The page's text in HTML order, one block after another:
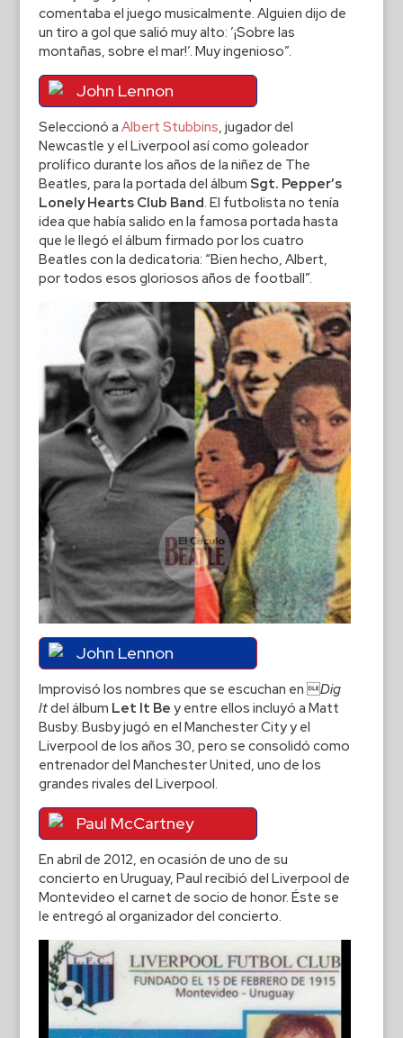
comentaba el juego musicalmente. Alguien dijo de
un tiro a gol que salió muy alto: ’¡Sobre las
montañas, sobre el mar!’. Muy ingenioso”.
John Lennon
Seleccionó a Albert Stubbins, jugador del
Newcastle y el Liverpool así como goleador
prolífico durante los años de la niñez de The
Beatles, para la portada del álbum Sgt. Pepper’s
Lonely Hearts Club Band. El futbolista no tenía
idea que había salido en la famosa portada hasta
que le llegó el álbum firmado por los cuatro
Beatles con la dedicatoria: “Bien hecho, Albert,
por todos esos gloriosos años de football”.
John Lennon
Improvisó los nombres que se escuchan en Dig
Itdel álbum Let It Be y entre ellos incluyó a Matt
Busby. Busby jugó en el Manchester City y el
Liverpool de los años 30, pero se consolidó como
entrenador del Manchester United, uno de los
grandes rivales del Liverpool.
Paul McCartney
En abril de 2012, en ocasión de uno de su
concierto en Uruguay, Paul recibió del Liverpool de
Montevideo el carnet de socio de honor. Éste se
le entregó al organizador del concierto.